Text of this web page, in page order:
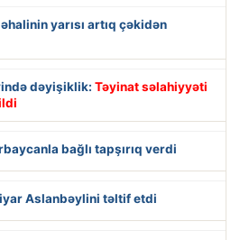
yarısı artıq çəkidən
dəyişiklik: Təyinat səlahiyyəti
bağlı tapşırıq verdi
Aslanbəylini təltif etdi